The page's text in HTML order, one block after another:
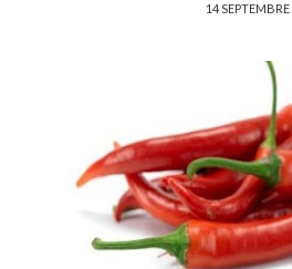
14 SEPTEMBRE